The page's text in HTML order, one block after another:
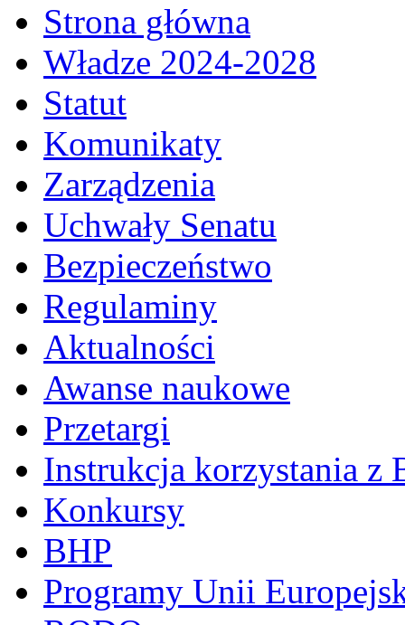
Strona główna
Władze 2024-2028
Statut
Komunikaty
Zarządzenia
Uchwały Senatu
Bezpieczeństwo
Regulaminy
Aktualności
Awanse naukowe
Przetargi
Instrukcja korzystania z
Konkursy
BHP
Programy Unii